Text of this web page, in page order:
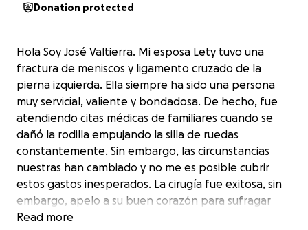
Donation protected
Hola Soy José Valtierra. Mi esposa Lety tuvo una
fractura de meniscos y ligamento cruzado de la
pierna izquierda. Ella siempre ha sido una persona
muy servicial, valiente y bondadosa. De hecho, fue
atendiendo citas médicas de familiares cuando se
dañó la rodilla empujando la silla de ruedas
constantemente. Sin embargo, las circunstancias
nuestras han cambiado y no me es posible cubrir
estos gastos inesperados. La cirugía fue exitosa, sin
embargo, apelo a su buen corazón para sufragar
estos materiales médicos. Mi deuda asciende a
Read more